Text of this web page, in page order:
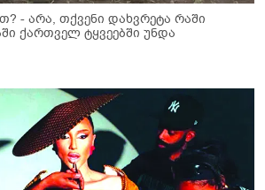
- არა, თქვენი დახვრეტა რაში
ქართველ ტყვეებში უნდა